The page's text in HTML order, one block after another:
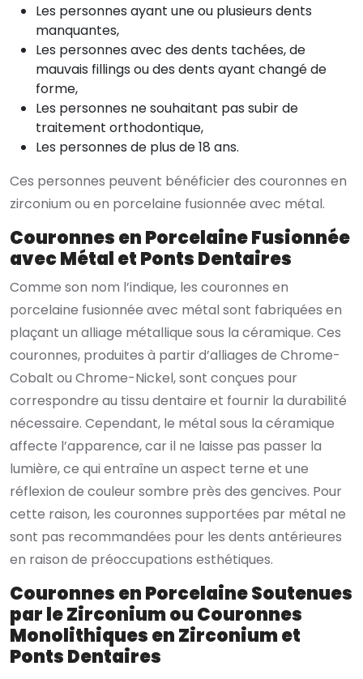
Les personnes ayant une ou plusieurs dents
manquantes,
Les personnes avec des dents tachées, de
mauvais fillings ou des dents ayant changé de
forme,
Les personnes ne souhaitant pas subir de
traitement orthodontique,
Les personnes de plus de 18 ans.
Ces personnes peuvent bénéficier des couronnes en
zirconium ou en porcelaine fusionnée avec métal.
Couronnes en Porcelaine Fusionnée
avec Métal et Ponts Dentaires
Comme son nom l’indique, les couronnes en
porcelaine fusionnée avec métal sont fabriquées en
plaçant un alliage métallique sous la céramique. Ces
couronnes, produites à partir d’alliages de Chrome-
Cobalt ou Chrome-Nickel, sont conçues pour
correspondre au tissu dentaire et fournir la durabilité
nécessaire. Cependant, le métal sous la céramique
affecte l’apparence, car il ne laisse pas passer la
lumière, ce qui entraîne un aspect terne et une
réflexion de couleur sombre près des gencives. Pour
cette raison, les couronnes supportées par métal ne
sont pas recommandées pour les dents antérieures
en raison de préoccupations esthétiques.
Couronnes en Porcelaine Soutenues
par le Zirconium ou Couronnes
Monolithiques en Zirconium et
Ponts Dentaires